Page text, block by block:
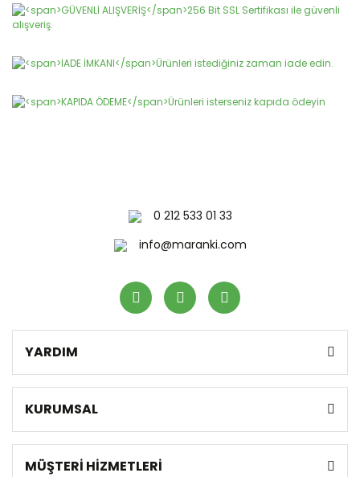
0 212 533 01 33
info@maranki.com
YARDIM
KURUMSAL
MÜŞTERİ HİZMETLERİ